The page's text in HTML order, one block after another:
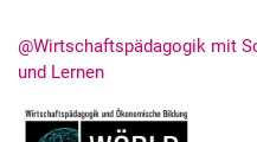
@Wirtschaftspädagogik mit
und Lernen